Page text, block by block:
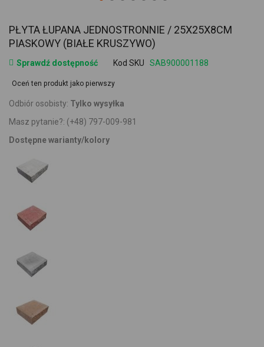
PŁYTA ŁUPANA JEDNOSTRONNIE / 25X25X8CM
PIASKOWY (BIAŁE KRUSZYWO)
Sprawdź dostępność Kod SKU SAB900001188
Oceń ten produkt jako pierwszy
Odbiór osobisty: Tylko wysyłka
Masz pytanie?: (+48) 797-009-981
Dostępne warianty/kolory